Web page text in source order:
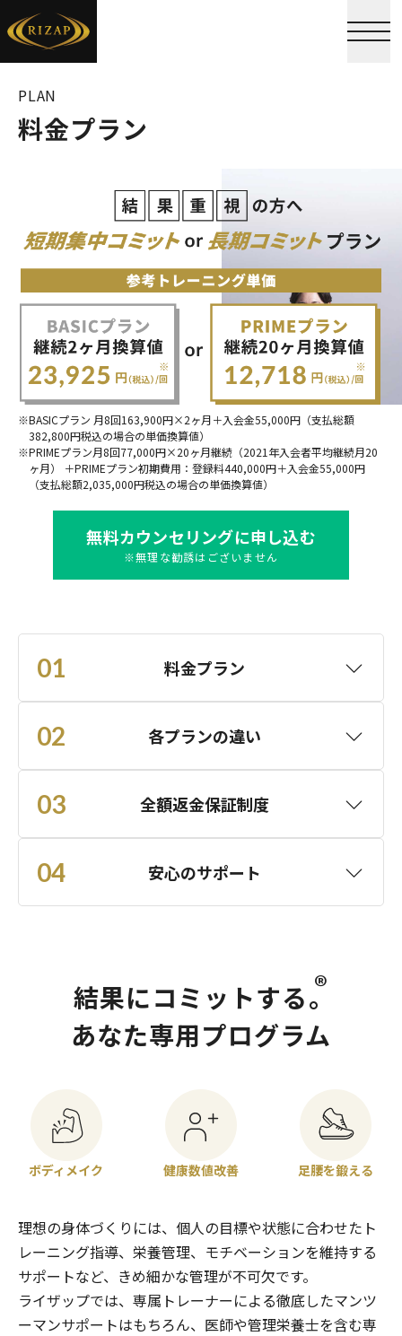
PLAN
料金プラン
BASICプラン 月8回163,900円×2ヶ月＋入会金55,000円（支払総額
382,800円税込の場合の単価換算値）
PRIMEプラン月8回77,000円×20ヶ月継続（2021年入会者平均継続月20
ヶ月） ＋PRIMEプラン初期費用：登録料440,000円＋入会金55,000円
（支払総額2,035,000円税込の場合の単価換算値）
無料カウンセリングに申し込む
※無理な勧誘はございません
01 料金プラン
02 各プランの違い
03 全額返金保証制度
04 安心のサポート
結果にコミットする。
®
あなた専用プログラム
ボディメイク 健康数値改善 足腰を鍛える
理想の身体づくりには、個人の目標や状態に合わせたト
レーニング指導、栄養管理、モチベーションを維持する
サポートなど、きめ細かな管理が不可欠です。
ライザップでは、専属トレーナーによる徹底したマンツ
ーマンサポートはもちろん、医師や管理栄養士を含む専